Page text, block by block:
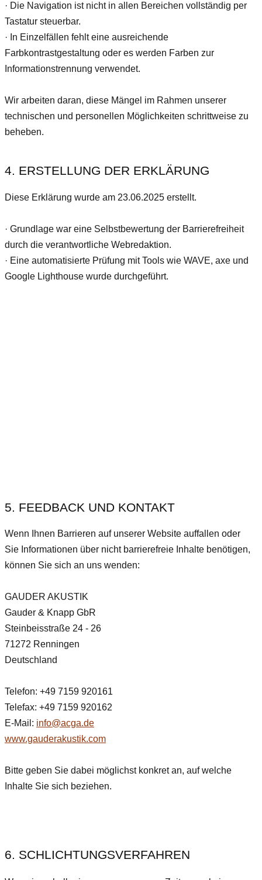
· ​Die Navigation ist nicht in allen Bereichen vollständig per
Tastatur steuerbar.
· ​In Einzelfällen fehlt eine ausreichende
Farbkontrastgestaltung oder es werden Farben zur
Informationstrennung verwendet.
Wir arbeiten daran, diese Mängel im Rahmen unserer
technischen und personellen Möglichkeiten schrittweise zu
beheben.
4. ERSTELLUNG DER ERKLÄRUNG
Diese Erklärung wurde am 23.06.2025 erstellt.
· ​Grundlage war eine Selbstbewertung der Barrierefreiheit
durch die verantwortliche Webredaktion.
· ​Eine automatisierte Prüfung mit Tools wie WAVE, axe und
Google Lighthouse wurde durchgeführt.
5. FEEDBACK UND KONTAKT
Wenn Ihnen Barrieren auf unserer Website auffallen oder
Sie Informationen über nicht barrierefreie Inhalte benötigen,
können Sie sich an uns wenden:
GAUDER AKUSTIK
Gauder & Knapp GbR
Steinbeisstraße 24 - 26
71272 Renningen
Deutschland
Telefon: +49 7159 920161
Telefax: +49 7159 920162
E-Mail: info@acga.de
www.gauderakustik.com
Bitte geben Sie dabei möglichst konkret an, auf welche
Inhalte Sie sich beziehen.
6. SCHLICHTUNGSVERFAHREN